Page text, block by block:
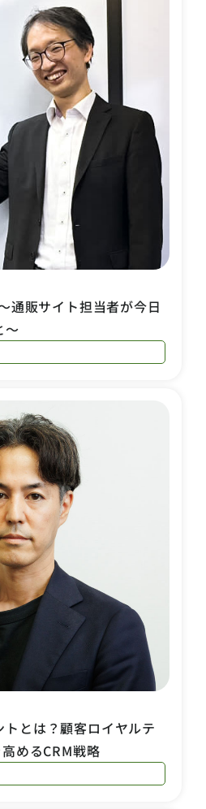
通販サイト担当者が今日
〜
とは？顧客ロイヤルテ
めるCRM戦略